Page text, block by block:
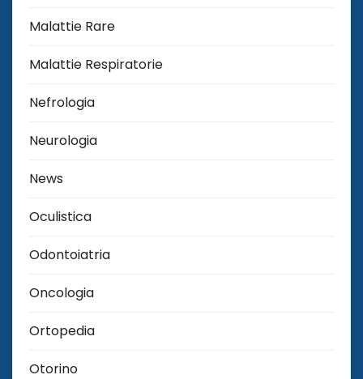
Malattie Rare
Malattie Respiratorie
Nefrologia
Neurologia
News
Oculistica
Odontoiatria
Oncologia
Ortopedia
Otorino